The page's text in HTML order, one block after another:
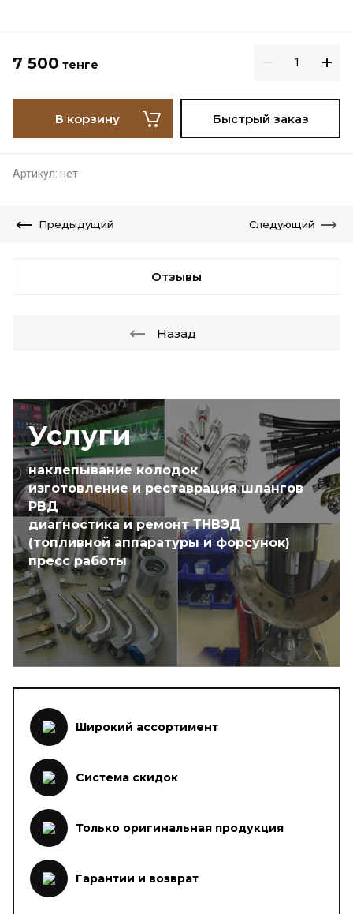
Услуги
наклепывание колодок
изготовление и реставрация шлангов
РВД
диагностика и ремонт ТНВЭД
(топливной аппаратуры и форсунок)
пресс работы
7 500 тенге
В корзину Быстрый заказ
Артикул: нет
Предыдущий Следующий
Отзывы
Назад
Широкий ассортимент
Система скидок
Только оригинальная продукция
Гарантии и возврат